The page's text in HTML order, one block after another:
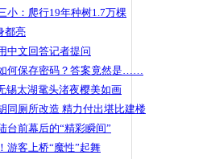
小：爬行19年种树1.7万棵
都亮
中文回答记者提问
何保存密码？答案竟然是……
锡太湖鼋头渚夜樱美如画
同厕所改造 精力付出堪比建楼
台前幕后的“精彩瞬间”
游客上桥“魔性”起舞